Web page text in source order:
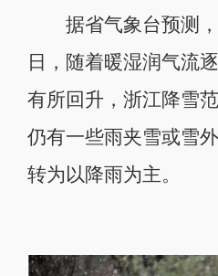
据省气象台预测，
日，随着暖湿润气流
有所回升，浙江降雪
仍有一些雨夹雪或雪
转为以降雨为主。